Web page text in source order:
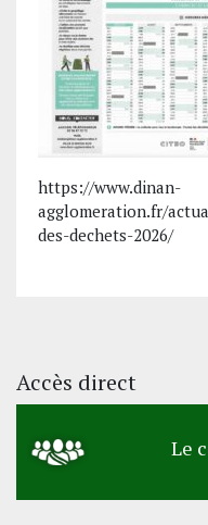
https://www.dinan-
agglomeration.fr/
des-dechets-2026/
Accès direct
Le